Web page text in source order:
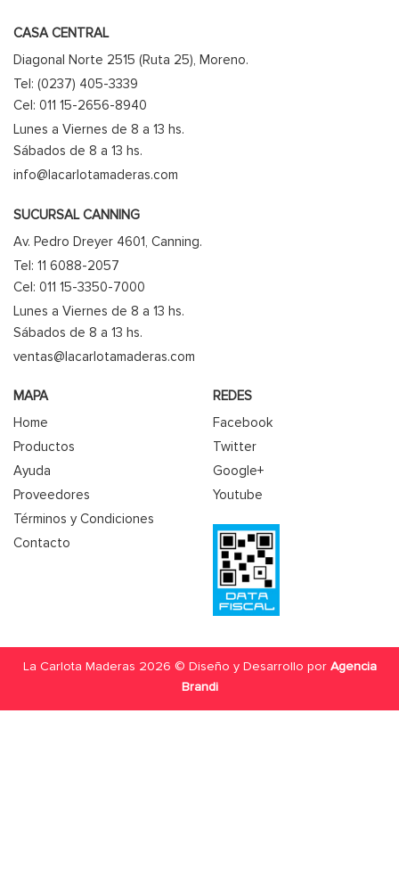
CASA CENTRAL
Diagonal Norte 2515 (Ruta 25), Moreno.
Tel: (0237) 405-3339
Cel: 011 15-2656-8940
Lunes a Viernes de 8 a 13 hs.
Sábados de 8 a 13 hs.
info@lacarlotamaderas.com
SUCURSAL CANNING
Av. Pedro Dreyer 4601, Canning.
Tel: 11 6088-2057
Cel: 011 15-3350-7000
Lunes a Viernes de 8 a 13 hs.
Sábados de 8 a 13 hs.
ventas@lacarlotamaderas.com
MAPA
Home
Productos
Ayuda
Proveedores
Términos y Condiciones
Contacto
REDES
Facebook
Twitter
Google+
Youtube
La Carlota Maderas 2026 © Diseño y Desarrollo por Agencia
Brandi